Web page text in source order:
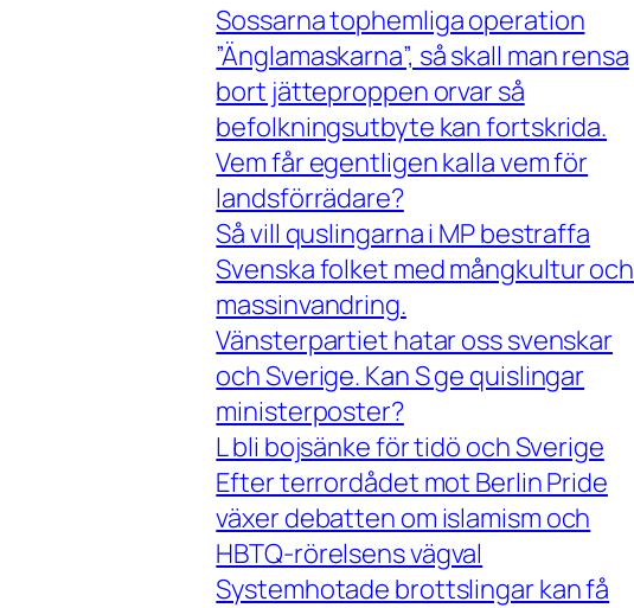
Sossarna tophemliga operation
”Änglamaskarna”, så skall man rensa
bort jätteproppen orvar så
befolkningsutbyte kan fortskrida.
Vem får egentligen kalla vem för
landsförrädare?
Så vill quslingarna i MP bestraffa
Svenska folket med mångkultur och
massinvandring.
Vänsterpartiet hatar oss svenskar
och Sverige. Kan S ge quislingar
ministerposter?
L bli bojsänke för tidö och Sverige
Efter terrordådet mot Berlin Pride
växer debatten om islamism och
HBTQ-rörelsens vägval
Systemhotade brottslingar kan få